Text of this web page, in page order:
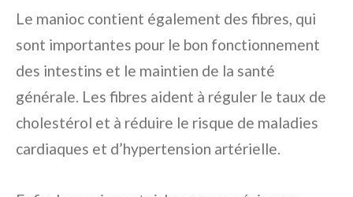
Le manioc contient également des fibres, qui
sont importantes pour le bon fonctionnement
des intestins et le maintien de la santé
générale. Les fibres aident à réguler le taux de
cholestérol et à réduire le risque de maladies
cardiaques et d’hypertension artérielle.